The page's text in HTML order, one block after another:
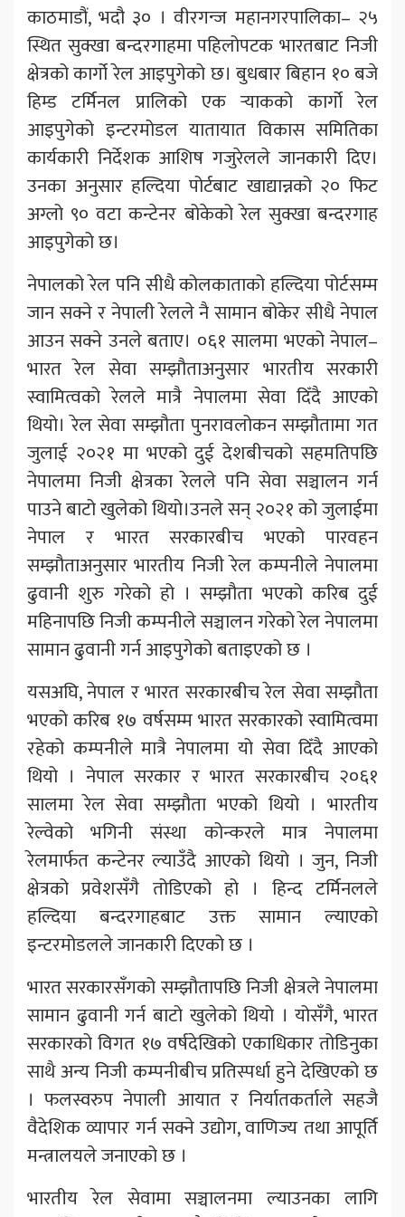
काठमाडौं, भदौ ३० । वीरगन्ज महानगरपालिका– २५
स्थित सुक्खा बन्दरगाहमा पहिलोपटक भारतबाट निजी
क्षेत्रको कार्गो रेल आइपुगेको छ। बुधबार बिहान १० बजे
हिम्ड टर्मिनल प्रालिको एक र्‍याकको कार्गो रेल
आइपुगेको इन्टरमोडल यातायात विकास समितिका
कार्यकारी निर्देशक आशिष गजुरेलले जानकारी दिए।
उनका अनुसार हल्दिया पोर्टबाट खाद्यान्नको २० फिट
अग्लो ९० वटा कन्टेनर बोकेको रेल सुक्खा बन्दरगाह
आइपुगेको छ।
नेपालको रेल पनि सीधै कोलकाताको हल्दिया पोर्टसम्म
जान सक्ने र नेपाली रेलले नै सामान बोकेर सीधै नेपाल
आउन सक्ने उनले बताए। ०६१ सालमा भएको नेपाल–
भारत रेल सेवा सम्झौताअनुसार भारतीय सरकारी
स्वामित्वको रेलले मात्रै नेपालमा सेवा दिँदै आएको
थियो। रेल सेवा सम्झौता पुनरावलोकन सम्झौतामा गत
जुलाई २०२१ मा भएको दुई देशबीचको सहमतिपछि
नेपालमा निजी क्षेत्रका रेलले पनि सेवा सञ्चालन गर्न
पाउने बाटो खुलेको थियो।उनले सन् २०२१ को जुलाईमा
नेपाल र भारत सरकारबीच भएको पारवहन
सम्झौताअनुसार भारतीय निजी रेल कम्पनीले नेपालमा
ढुवानी शुरु गरेको हो । सम्झौता भएको करिब दुई
महिनापछि निजी कम्पनीले सञ्चालन गरेको रेल नेपालमा
सामान ढुवानी गर्न आइपुगेको बताइएको छ ।
यसअघि, नेपाल र भारत सरकारबीच रेल सेवा सम्झौता
भएको करिब १७ वर्षसम्म भारत सरकारको स्वामित्वमा
रहेको कम्पनीले मात्रै नेपालमा यो सेवा दिँदै आएको
थियो । नेपाल सरकार र भारत सरकारबीच २०६१
सालमा रेल सेवा सम्झौता भएको थियो । भारतीय
रेल्वेको भगिनी संस्था कोन्करले मात्र नेपालमा
रेलमार्फत कन्टेनर ल्याउँदै आएको थियो । जुन, निजी
क्षेत्रको प्रवेशसँगै तोडिएको हो । हिन्द टर्मिनलले
हल्दिया बन्दरगाहबाट उक्त सामान ल्याएको
इन्टरमोडलले जानकारी दिएको छ ।
भारत सरकारसँगको सम्झौतापछि निजी क्षेत्रले नेपालमा
सामान ढुवानी गर्न बाटो खुलेको थियो । योसँगै, भारत
सरकारको विगत १७ वर्षदेखिको एकाधिकार तोडिनुका
साथै अन्य निजी कम्पनीबीच प्रतिस्पर्धा हुने देखिएको छ
। फलस्वरुप नेपाली आयात र निर्यातकर्ताले सहजै
वैदेशिक व्यापार गर्न सक्ने उद्योग, वाणिज्य तथा आपूर्ति
मन्त्रालयले जनाएको छ ।
भारतीय रेल सेवामा सञ्चालनमा ल्याउनका लागि